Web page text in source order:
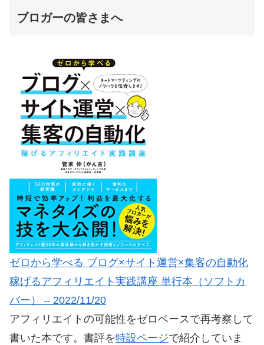
ブロガーの皆さまへ
ゼロから学べる ブログ×サイト運営×集客の自動化
稼げるアフィリエイト実践講座 単行本（ソフトカ
バー） – 2022/11/20
アフィリエイトの可能性をゼロベースで再考察して
書いた本です。書評を特設ページで紹介していま